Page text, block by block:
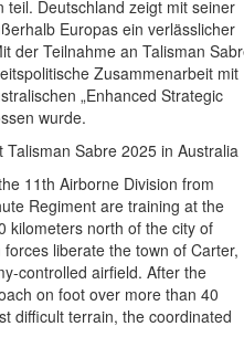
Deutschland zeigt mit seiner
Europas ein verlässlicher
der Teilnahme an Talisman
Zusammenarbeit mit
„Enhanced Strategic
wurde.
Sabre 2025 in Australia
11th Airborne Division from
Regiment are training at the
kilometers north of the city of
liberate the town of Carter,
controlled airfield. After the
on foot over more than 40
difficult terrain, the coordinated